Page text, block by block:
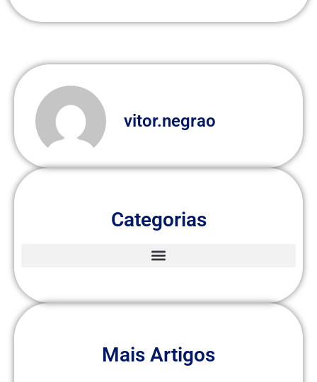
vitor.negrao
Categorias
Mais Artigos